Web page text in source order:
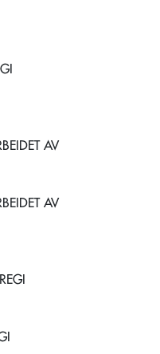
AV
AV